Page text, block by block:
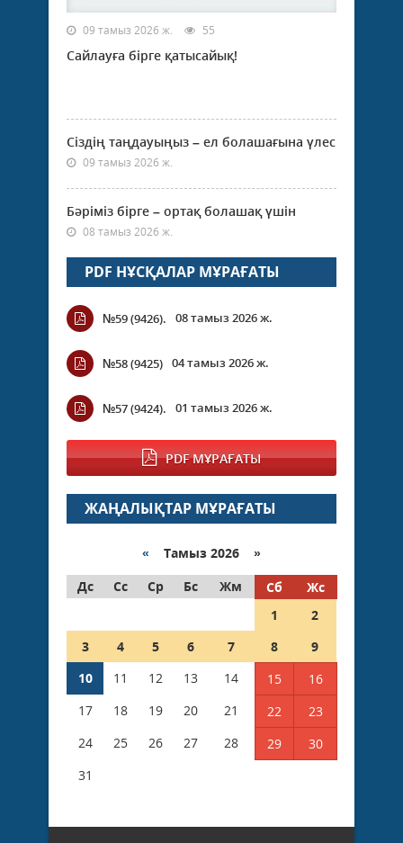
09 тамыз 2026 ж. 55
Сайлауға бірге қатысайық!
Сіздің таңдауыңыз – ел болашағына үлес
09 тамыз 2026 ж.
Бәріміз бірге – ортақ болашақ үшін
08 тамыз 2026 ж.
PDF НҰСҚАЛАР МҰРАҒАТЫ
№59 (9426). 08 тамыз 2026 ж.
№58 (9425) 04 тамыз 2026 ж.
№57 (9424). 01 тамыз 2026 ж.
PDF МҰРАҒАТЫ
ЖАҢАЛЫҚТАР МҰРАҒАТЫ
« Тамыз 2026 »
Дс
Сс Ср Бс Жм Сб
Жс
1
2
3
4 5 6 7 8
9
10
11 12 13 14 15
16
17
18 19 20 21 22
23
24
25 26 27 28 29
30
31